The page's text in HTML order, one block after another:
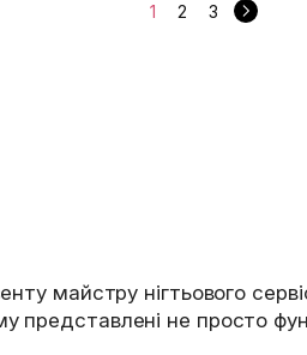
1 2 3
майстру нігтьового
не просто